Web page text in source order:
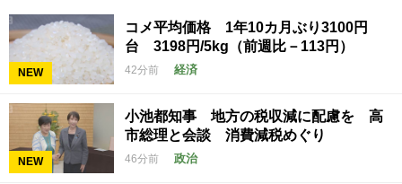
NEW
コメ平均価格 1年10カ月ぶり3100円
台 3198円/5kg（前週比－113円）
42分前 経済
NEW
小池都知事 地方の税収減に配慮を 高
市総理と会談 消費減税めぐり
46分前 政治